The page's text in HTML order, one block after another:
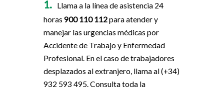
Llama a la línea de asistencia 24
horas 900 110 112para atender y
manejar las urgencias médicas por
Accidente de Trabajo y Enfermedad
Profesional. En el caso de trabajadores
desplazados al extranjero, llama al (+34)
932 593 495. Consulta toda la